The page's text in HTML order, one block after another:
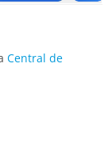
Central de